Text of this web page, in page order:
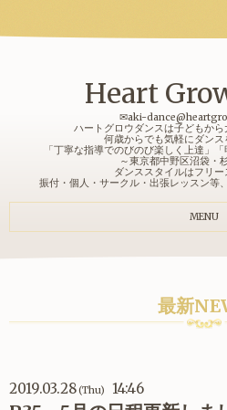
Heart
✉aki-
ハートグロウダンスは子どもから
何歳からでも気軽にダンス
「丁寧な指導でのびのび楽しく上達」
～東京都中野区沼袋・
ダンススタイルはフリ
振付・個人・サークル・出張レッスン
MENU
最新
2019.03.28(Thu) 14:46